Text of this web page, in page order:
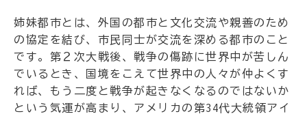
姉妹都市とは、外国の都市と文化交流や親善のため
の協定を結び、市民同士が交流を深める都市のこと
です。第２次大戦後、戦争の傷跡に世界中が苦しん
でいるとき、国境をこえて世界中の人々が仲よくす
れば、もう二度と戦争が起きなくなるのではないか
という気運が高まり、アメリカの第34代大統領アイ